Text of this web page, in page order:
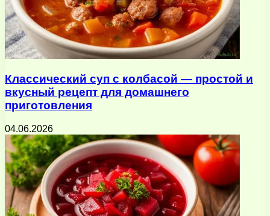
Классический суп с колбасой — простой и
вкусный рецепт для домашнего
приготовления
04.06.2026